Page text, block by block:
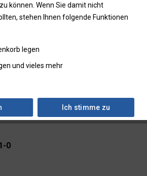
0
können. Wenn Sie damit nicht
stehen Ihnen folgende Funktionen
legen
und vieles mehr
Ich stimme zu